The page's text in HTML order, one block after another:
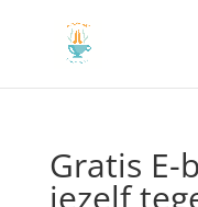
Gratis E-
jezelf